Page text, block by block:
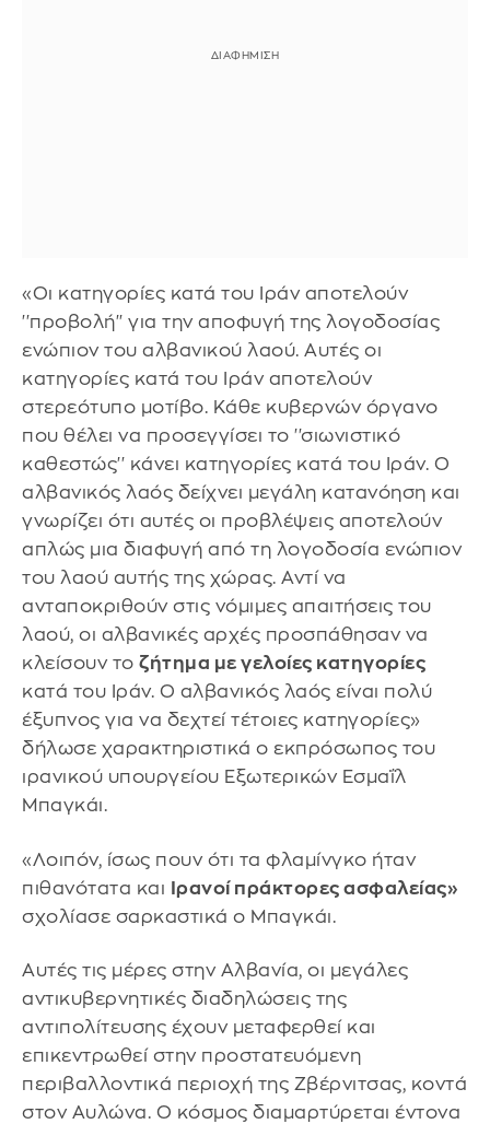
«Οι κατηγορίες κατά του Ιράν αποτελούν
''προβολή'' για την αποφυγή της λογοδοσίας
ενώπιον του αλβανικού λαού. Αυτές οι
κατηγορίες κατά του Ιράν αποτελούν
στερεότυπο μοτίβο. Κάθε κυβερνών όργανο
που θέλει να προσεγγίσει το ''σιωνιστικό
καθεστώς'' κάνει κατηγορίες κατά του Ιράν. Ο
αλβανικός λαός δείχνει μεγάλη κατανόηση και
γνωρίζει ότι αυτές οι προβλέψεις αποτελούν
απλώς μια διαφυγή από τη λογοδοσία ενώπιον
του λαού αυτής της χώρας. Αντί να
ανταποκριθούν στις νόμιμες απαιτήσεις του
λαού, οι αλβανικές αρχές προσπάθησαν να
κλείσουν το ζήτημα με γελοίες κατηγορίες
κατά του Ιράν. Ο αλβανικός λαός είναι πολύ
έξυπνος για να δεχτεί τέτοιες κατηγορίες»
δήλωσε χαρακτηριστικά ο εκπρόσωπος του
ιρανικού υπουργείου Εξωτερικών Εσμαΐλ
Μπαγκάι.
«Λοιπόν, ίσως πουν ότι τα φλαμίνγκο ήταν
πιθανότατα και
Ιρανοί πράκτορες ασφαλείας»
σχολίασε σαρκαστικά ο Μπαγκάι.
Αυτές τις μέρες στην Αλβανία, οι μεγάλες
αντικυβερνητικές διαδηλώσεις της
αντιπολίτευσης έχουν μεταφερθεί και
επικεντρωθεί στην προστατευόμενη
περιβαλλοντικά περιοχή της Ζβέρνιτσας, κοντά
στον Αυλώνα. Ο κόσμος διαμαρτύρεται έντονα